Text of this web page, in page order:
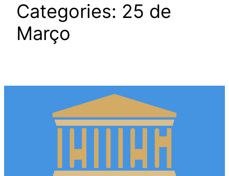
Categories: 25 de
Março